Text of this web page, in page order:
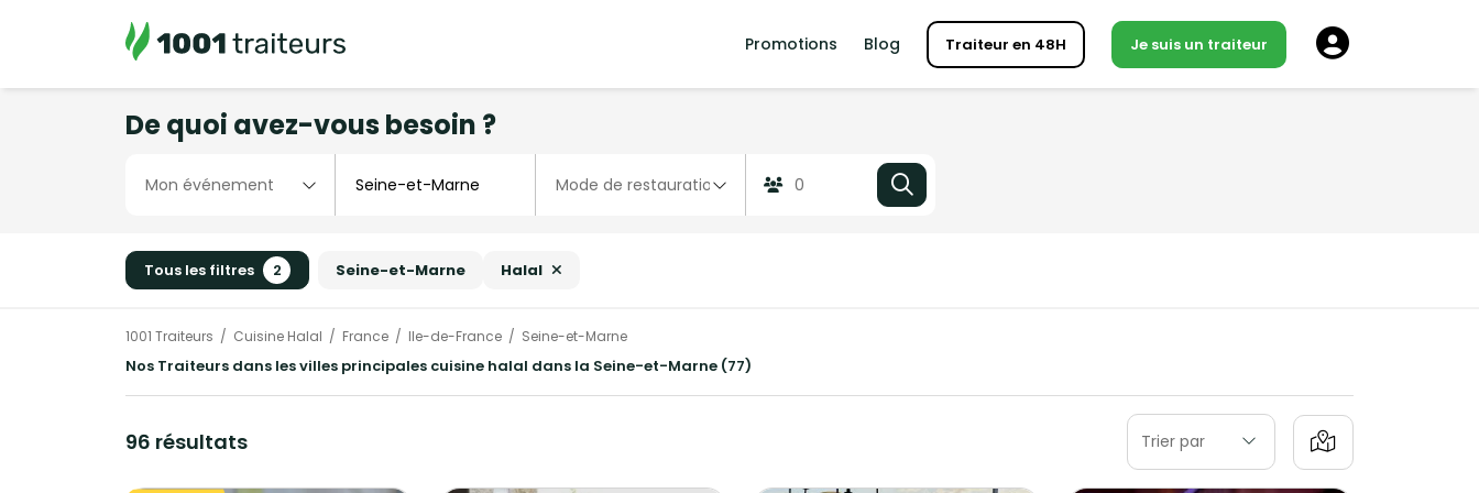
Promotions Blog Traiteur en 48H Je suis un traiteur
De quoi avez-vous besoin ?
Tous les filtres 2 Seine-et-Marne Halal
1001 Traiteurs Cuisine Halal France Ile-de-France Seine-et-Marne
Nos Traiteurs dans les villes principales cuisine halal dans la Seine-et-Marne (77)
96 résultats Trier par